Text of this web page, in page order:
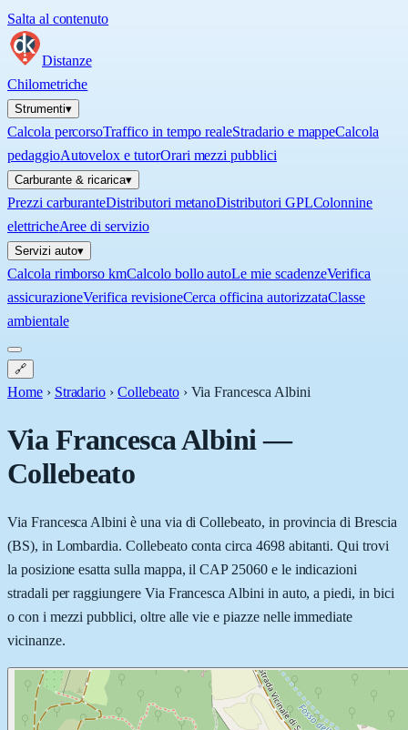
Salta al contenuto
Distanze
Chilometriche
Strumenti▾
Calcola percorsoTraffico in tempo realeStradario e mappeCalcola
pedaggioAutovelox e tutorOrari mezzi pubblici
Carburante & ricarica▾
Prezzi carburanteDistributori metanoDistributori GPLColonnine
elettricheAree di servizio
Servizi auto▾
Calcola rimborso kmCalcolo bollo autoLe mie scadenzeVerifica
assicurazioneVerifica revisioneCerca officina autorizzataClasse
ambientale
🔗
Home › Stradario › Collebeato › Via Francesca Albini
Via Francesca Albini—
Collebeato
Via Francesca Albini è una via di Collebeato, in provincia di Brescia
(BS), in Lombardia. Collebeato conta circa 4698 abitanti. Qui trovi
la posizione esatta sulla mappa, il CAP 25060 e le indicazioni
stradali per raggiungere Via Francesca Albini in auto, a piedi, in bici
o con i mezzi pubblici, oltre alle vie e piazze nelle immediate
vicinanze.